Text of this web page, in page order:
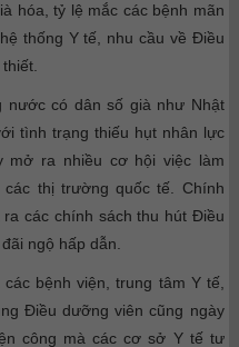
hóa, tỷ lệ mắc các bệnh mãn
thống Y tế, nhu cầu về Điều
nước có dân số già như Nhật
tình trạng thiếu hụt nhân lực
mở ra nhiều cơ hội việc làm
thị trường quốc tế. Chính
các chính sách thu hút Điều
ngộ hấp dẫn.
bệnh viện, trung tâm Y tế,
Điều dưỡng viên cũng ngày
công mà các cơ sở Y tế tư